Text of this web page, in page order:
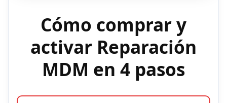
Cómo comprar y
activar Reparación
MDM en 4 pasos